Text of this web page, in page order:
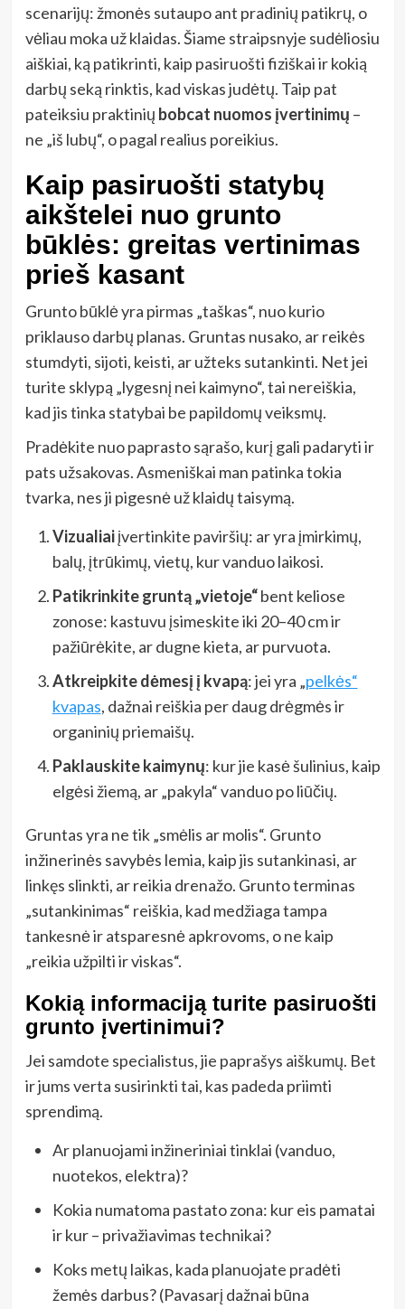
scenarijų: žmonės sutaupo ant pradinių patikrų, o
vėliau moka už klaidas. Šiame straipsnyje sudėliosiu
aiškiai, ką patikrinti, kaip pasiruošti fiziškai ir kokią
darbų seką rinktis, kad viskas judėtų. Taip pat
pateiksiu praktinių bobcat nuomos įvertinimų –
ne „iš lubų“, o pagal realius poreikius.
Kaip pasiruošti statybų
aikštelei nuo grunto
būklės: greitas vertinimas
prieš kasant
Grunto būklė yra pirmas „taškas“, nuo kurio
priklauso darbų planas. Gruntas nusako, ar reikės
stumdyti, sijoti, keisti, ar užteks sutankinti. Net jei
turite sklypą „lygesnį nei kaimyno“, tai nereiškia,
kad jis tinka statybai be papildomų veiksmų.
Pradėkite nuo paprasto sąrašo, kurį gali padaryti ir
pats užsakovas. Asmeniškai man patinka tokia
tvarka, nes ji pigesnė už klaidų taisymą.
Vizualiaiįvertinkite paviršių: ar yra įmirkimų,
balų, įtrūkimų, vietų, kur vanduo laikosi.
Patikrinkite gruntą „vietoje“bent keliose
zonose: kastuvu įsimeskite iki 20–40 cm ir
pažiūrėkite, ar dugne kieta, ar purvuota.
Atkreipkite dėmesį į kvapą: jei yra „pelkės“
kvapas, dažnai reiškia per daug drėgmės ir
organinių priemaišų.
Paklauskite kaimynų: kur jie kasė šulinius, kaip
elgėsi žiemą, ar „pakyla“ vanduo po liūčių.
Gruntas yra ne tik „smėlis ar molis“. Grunto
inžinerinės savybės lemia, kaip jis sutankinasi, ar
linkęs slinkti, ar reikia drenažo. Grunto terminas
„sutankinimas“ reiškia, kad medžiaga tampa
tankesnė ir atsparesnė apkrovoms, o ne kaip
„reikia užpilti ir viskas“.
Kokią informaciją turite pasiruošti
grunto įvertinimui?
Jei samdote specialistus, jie paprašys aiškumų. Bet
ir jums verta susirinkti tai, kas padeda priimti
sprendimą.
Ar planuojami inžineriniai tinklai (vanduo,
nuotekos, elektra)?
Kokia numatoma pastato zona: kur eis pamatai
ir kur – privažiavimas technikai?
Koks metų laikas, kada planuojate pradėti
žemės darbus? (Pavasarį dažnai būna